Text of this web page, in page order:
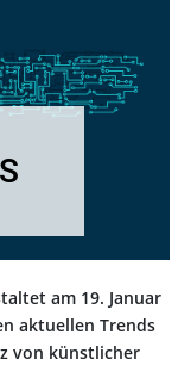
am 19. Januar
aktuellen Trends
von künstlicher